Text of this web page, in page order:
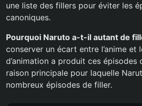
une liste des fillers pour éviter les
canoniques.
Pourquoi Naruto a-t-il autant de
conserver un écart entre l’anime et
d’animation a produit ces épisodes
raison principale pour laquelle
nombreux épisodes de filler.